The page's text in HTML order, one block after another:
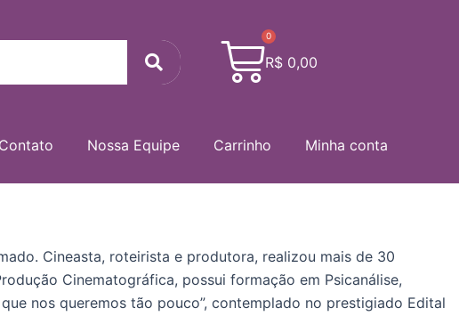
Search
R$ 0,00
0
Cart
Contato Nossa Equipe Carrinho Minha conta
Cineasta, roteirista e produtora, realizou mais de 30
Cinematográfica, possui formação em Psicanálise,
nos queremos tão pouco”, contemplado no prestigiado Edital